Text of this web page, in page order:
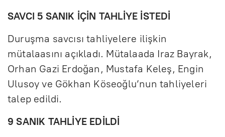
SAVCI 5 SANIK İÇİN TAHLİYE İSTEDİ
Duruşma savcısı tahliyelere ilişkin
mütalaasını açıkladı. Mütalaada Iraz Bayrak,
Orhan Gazi Erdoğan, Mustafa Keleş, Engin
Ulusoy ve Gökhan Köseoğlu’nun tahliyeleri
talep edildi.
9 SANIK TAHLİYE EDİLDİ